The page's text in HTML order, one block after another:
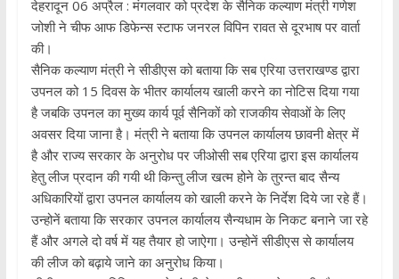
देहरादून 06 अप्रैल : मंगलवार को प्रदेश के सैनिक कल्याण मंत्री गणेश
जोशी ने चीफ आफ डिफेन्स स्टाफ जनरल विपिन रावत से दूरभाष पर वार्ता
की।
सैनिक कल्याण मंत्री ने सीडीएस को बताया कि सब एरिया उत्तराखण्ड द्वारा
उपनल को 15 दिवस के भीतर कार्यालय खाली करने का नोटिस दिया गया
है जबकि उपनल का मुख्य कार्य पूर्व सैनिकों को राजकीय सेवाओं के लिए
अवसर दिया जाना है। मंत्री ने बताया कि उपनल कार्यालय छावनी क्षेत्र में
है और राज्य सरकार के अनुरोध पर जीओसी सब एरिया द्वारा इस कार्यालय
हेतु लीज प्रदान की गयी थी किन्तु लीज खत्म होने के तुरन्त बाद सैन्य
अधिकारियों द्वारा उपनल कार्यालय को खाली करने के निर्देश दिये जा रहे हैं।
उन्होनें बताया कि सरकार उपनल कार्यालय सैन्यधाम के निकट बनाने जा रहे
हैं और अगले दो वर्ष में यह तैयार हो जाऐगा। उन्होनें सीडीएस से कार्यालय
की लीज को बढ़ाये जाने का अनुरोध किया।